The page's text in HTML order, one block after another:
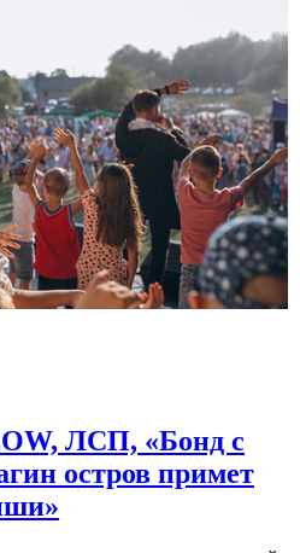
ЛСП, «Бонд с
остров примет